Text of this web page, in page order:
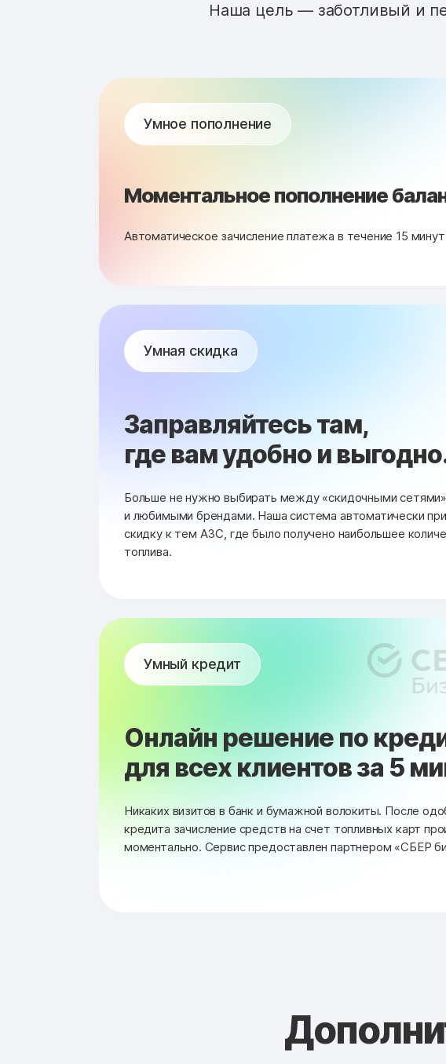
Наша цель — заботливый и
Умное пополнение
Моментальное пополнение
Автоматическое зачисление платежа в течение 15
Умная скидка
Заправляйтесь там,
где вам удобно и
Больше не нужно выбирать между «скидочными сетями»
и любимыми брендами. Наша система автоматически
скидку к тем АЗС, где было получено наибольшее
топлива.
Умный кредит
Онлайн решение по
для всех клиентов за 5
Никаких визитов в банк и бумажной волокиты. После
кредита зачисление средств на счет топливных карт
моментально. Сервис предоставлен партнером «СБЕР